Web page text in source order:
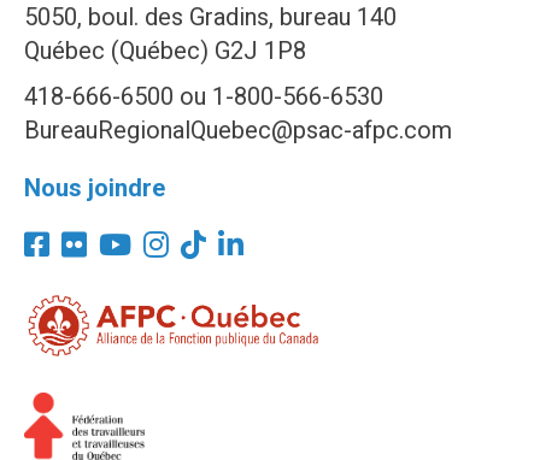
5050, boul. des Gradins, bureau 140
Québec (Québec) G2J 1P8
418-666-6500 ou 1-800-566-6530
BureauRegionalQuebec@psac-afpc.com
Nous joindre